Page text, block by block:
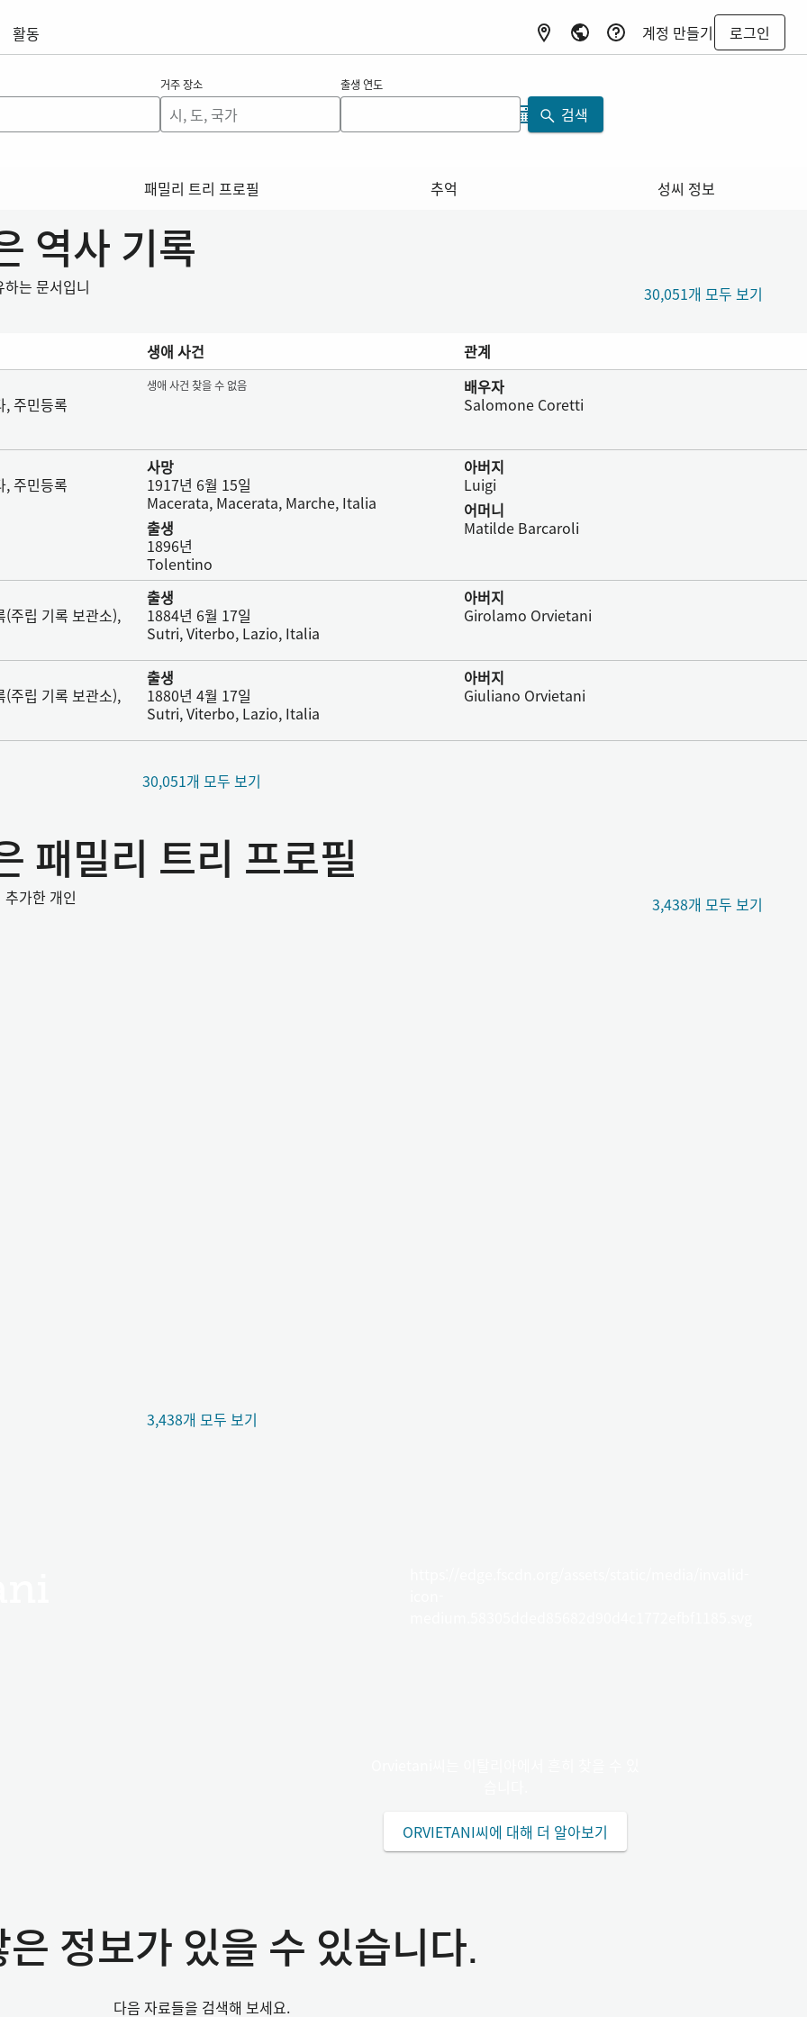
활동 계정 만들기 로그인
거주 장소 출생 연도
검색
패밀리 트리 프로필 추억 성씨 정보
역사 기록
는 문서입니 30,051개 모두 보기
생애 사건 관계
, 주민등록
생애 사건 찾을 수 없음
배우자
Salomone Coretti
, 주민등록
사망
1917년 6월 15일
Macerata, Macerata, Marche, Italia
출생
1896년
Tolentino
아버지
Luigi
어머니
Matilde Barcaroli
주립 기록 보관소),
출생
1884년 6월 17일
Sutri, Viterbo, Lazio, Italia
아버지
Girolamo Orvietani
주립 기록 보관소),
출생
1880년 4월 17일
Sutri, Viterbo, Lazio, Italia
아버지
Giuliano Orvietani
30,051개 모두 보기
패밀리 트리 프로필
가한 개인 3,438개 모두 보기
3,438개 모두 보기
ORVIETANI씨에 대해 더 알아보기
은 정보가 있을 수 있습니다.
다음 자료들을 검색해 보세요.